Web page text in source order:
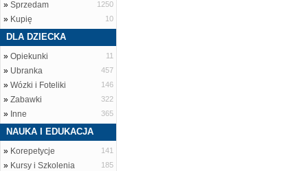
» Sprzedam 1250
» Kupię 10
DLA DZIECKA
» Opiekunki 11
» Ubranka 457
» Wózki i Foteliki 146
» Zabawki 322
» Inne 365
NAUKA I EDUKACJA
» Korepetycje 141
» Kursy i Szkolenia 185